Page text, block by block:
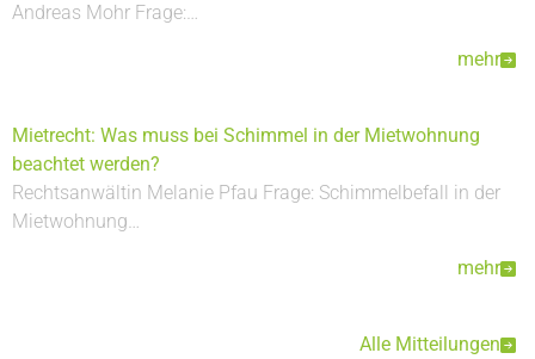
Andreas Mohr Frage:…
mehr
Mietrecht: Was muss bei Schimmel in der Mietwohnung
beachtet werden?
Rechtsanwältin Melanie Pfau Frage: Schimmelbefall in der
Mietwohnung…
mehr
Alle Mitteilungen